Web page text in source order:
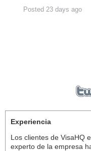
Posted 23 days ago
Experiencia
Los clientes de VisaHQ
experto de la empresa